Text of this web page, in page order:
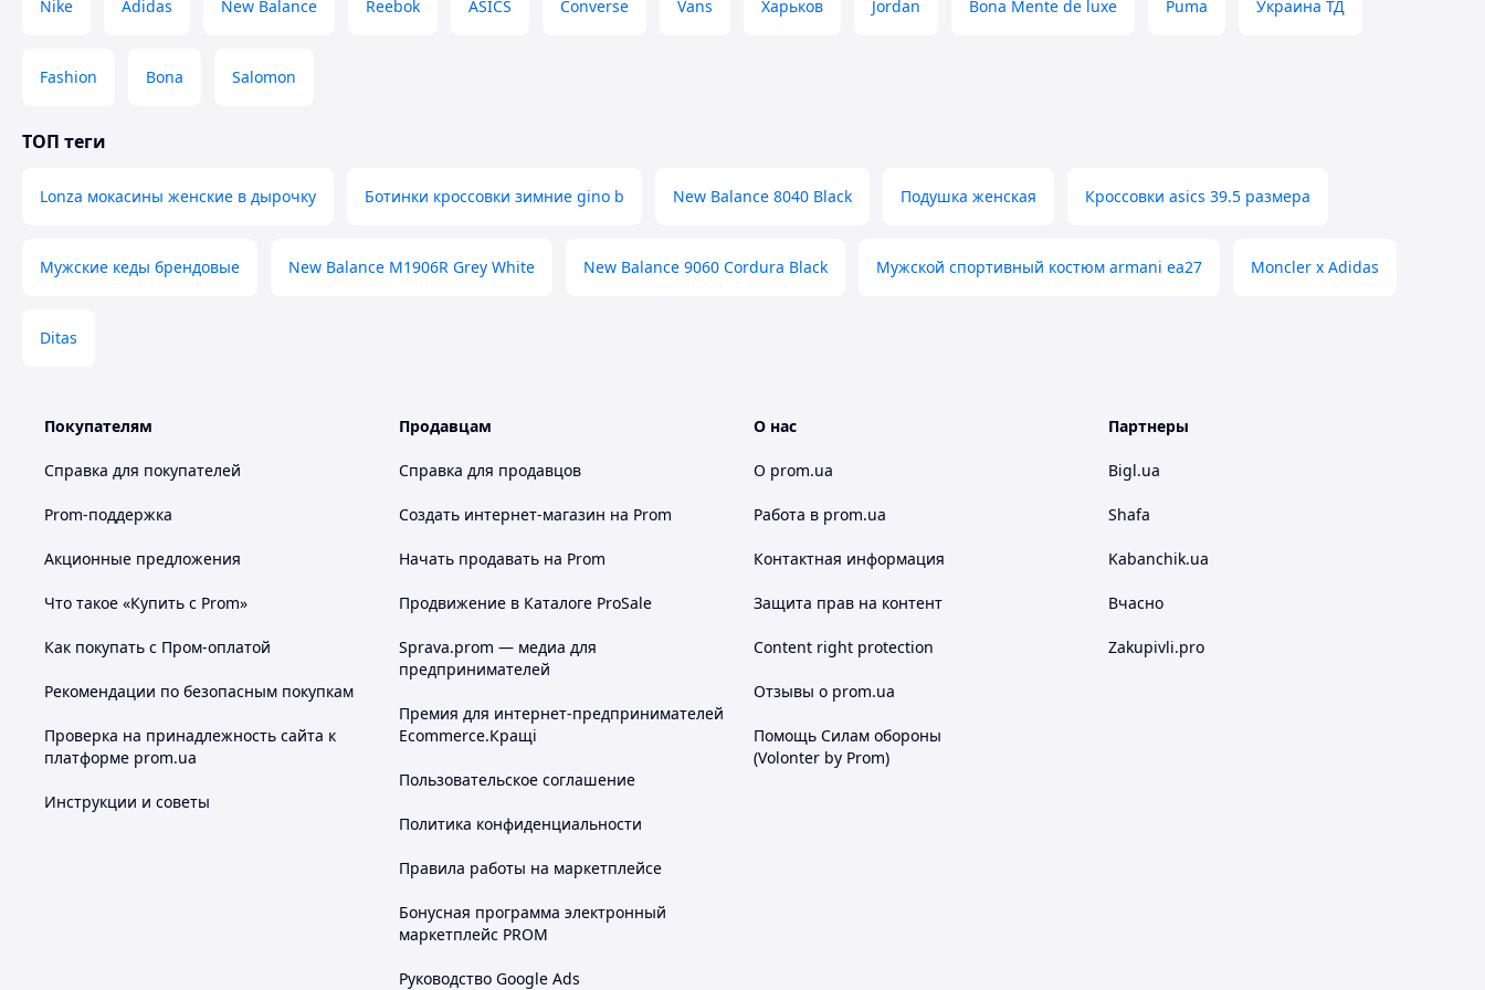
Nike Adidas New Balance Reebok ASICS Converse Vans Харьков Jordan Bona Mente de luxe Puma Украина ТД
Fashion Bona Salomon
ТОП теги
Lonza мокасины женские в дырочку Ботинки кроссовки зимние gino b New Balance 8040 Black Подушка женская Кроссовки asics 39.5 размера
Мужские кеды брендовые New Balance M1906R Grey White New Balance 9060 Cordura Black Мужской спортивный костюм armani ea27 Moncler x Adidas
Ditas
Покупателям
Справка для покупателей
Prom-поддержка
Акционные предложения
Что такое «Купить с Prom»
Как покупать с Пром-оплатой
Рекомендации по безопасным покупкам
Проверка на принадлежность сайта к
платформе prom.ua
Инструкции и советы
Продавцам
Справка для продавцов
Создать интернет-магазин на Prom
Начать продавать на Prom
Продвижение в Каталоге ProSale
Sprava.prom — медиа для
предпринимателей
Премия для интернет-предпринимателей
Ecommerce.Кращі
Пользовательское соглашение
Политика конфиденциальности
Правила работы на маркетплейсе
Бонусная программа электронный
маркетплейс PROM
Руководство Google Ads
О нас
О prom.ua
Работа в prom.ua
Контактная информация
Защита прав на контент
Content right protection
Отзывы о prom.ua
Помощь Силам обороны
(Volonter by Prom)
Партнеры
Bigl.ua
Shafa
Kabanchik.ua
Вчасно
Zakupivli.pro